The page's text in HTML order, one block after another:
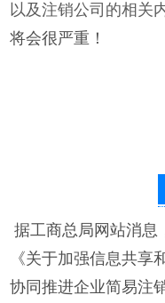
以及注销公司的相关
将会很严重！
据工商总局网站消息
《关于加强信息共享
协同推进企业简易注